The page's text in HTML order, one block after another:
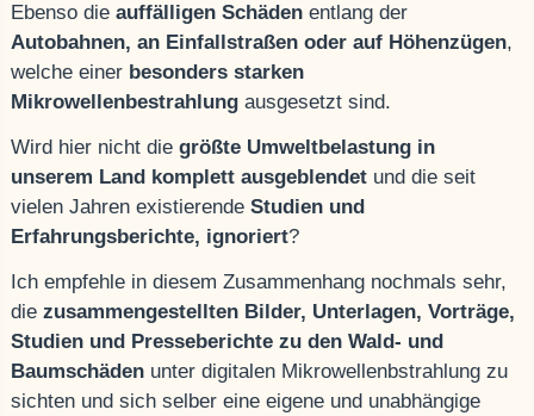
Ebenso dieauffälligen Schäden entlang der
Autobahnen, an Einfallstraßen oder auf Höhenzügen,
welche einer besonders starken
Mikrowellenbestrahlung ausgesetzt sind.
Wird hier nicht diegrößte Umweltbelastung in
unserem Land komplett ausgeblendet und die seit
vielen Jahren existierendeStudien und
Erfahrungsberichte, ignoriert?
Ich empfehle in diesem Zusammenhang nochmals sehr,
diezusammengestellten Bilder, Unterlagen, Vorträge,
Studien und Presseberichte zu den Wald- und
Baumschäden unter digitalen Mikrowellenbstrahlung zu
sichten und sich selber eine eigene und unabhängige